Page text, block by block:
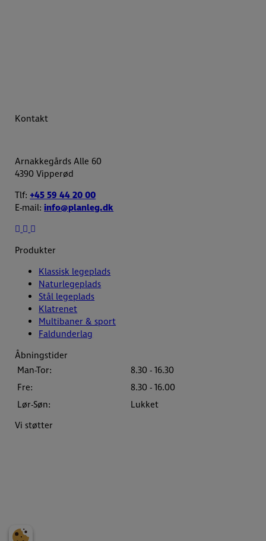
Kontakt
Arnakkegårds Alle 60
4390 Vipperød
Tlf: +45 59 44 20 00
E-mail: info@planleg.dk
Produkter
Klassisk legeplads
Naturlegeplads
Stål legeplads
Klatrenet
Multibaner & sport
Faldunderlag
Åbningstider
Man-Tor:
8.30 - 16.30
Fre:
8.30 - 16.00
Lør-Søn:
Lukket
Vi støtter